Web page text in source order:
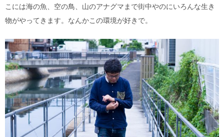
こには海の魚、空の鳥、山のアナグマまで街中やのにいろんな生き
物がやってきます。なんかこの環境が好きで。